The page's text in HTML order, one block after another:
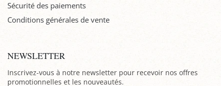
Sécurité des paiements
Conditions générales de vente
NEWSLETTER
Inscrivez-vous à notre newsletter pour recevoir nos offres
promotionnelles et les nouveautés.